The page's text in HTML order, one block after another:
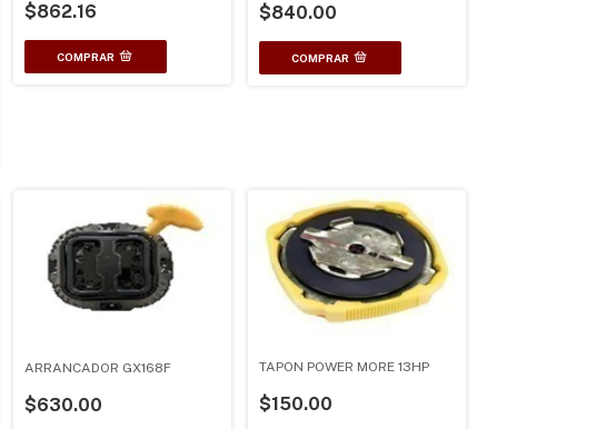
$862.16 $840.00
ARRANCADOR GX168F
$630.00
TAPON POWER MORE 13HP
$150.00